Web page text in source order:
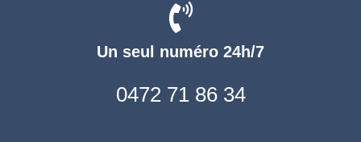
Un seul numéro 24h/7
0472 71 86 34